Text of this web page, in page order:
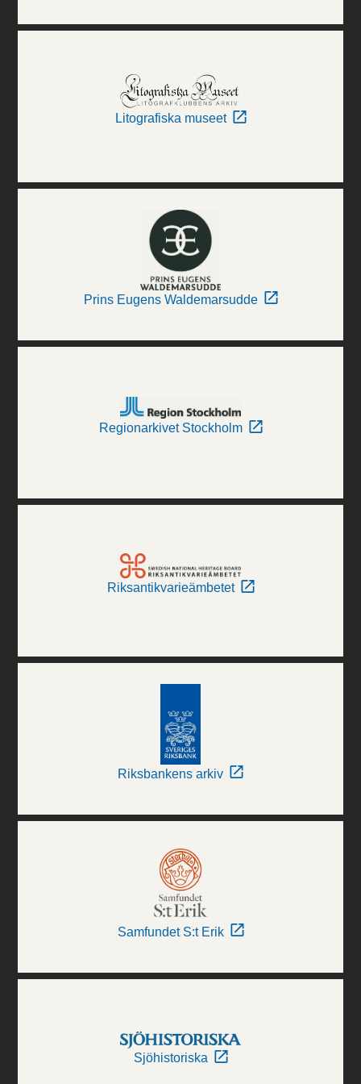
Litografiska museet
Prins Eugens Waldemarsudde
Regionarkivet Stockholm
Riksantikvarieämbetet
Riksbankens arkiv
Samfundet S:t Erik
Sjöhistoriska